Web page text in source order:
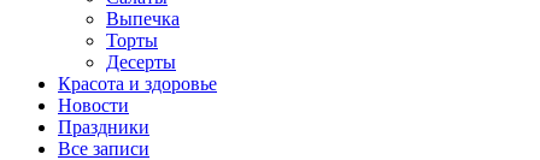
Выпечка
Торты
Десерты
Красота и здоровье
Новости
Праздники
Все записи